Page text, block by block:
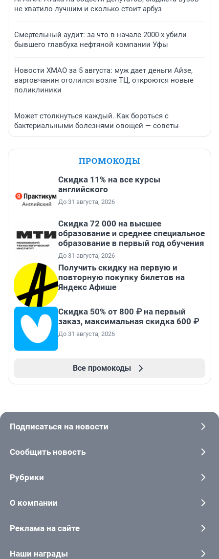
не хватило лучшим и сколько стоит арбуз
Смертельный аудит: за что в начале 2000-х убили
бывшего главбуха нефтяной компании Уфы
Новости ХМАО за 5 августа: муж дает деньги Айзе,
вартовчанин оголился возле ТЦ, откроются новые
поликлиники
Может столкнуться каждый. Как бороться с
бактериальными болезнями овощей — советы
ПРОМОКОДЫ
Скидка 11% на все курсы
английского
До 31 августа, 2026
Скидка 72 000 на высшее
образование и среднее специальное
образование в первый год обучения
До 31 августа, 2026
Получить скидку на первую и
повторную покупку билетов на
Яндекс Афише
Скидка 50% от 800 ₽ на первый
заказ, максимальная скидка 600 ₽
До 31 августа, 2026
Все промокоды
Подписаться на новости
Сообщить новость
Рубрики
О компании
Реклама на сайте
Наши награды